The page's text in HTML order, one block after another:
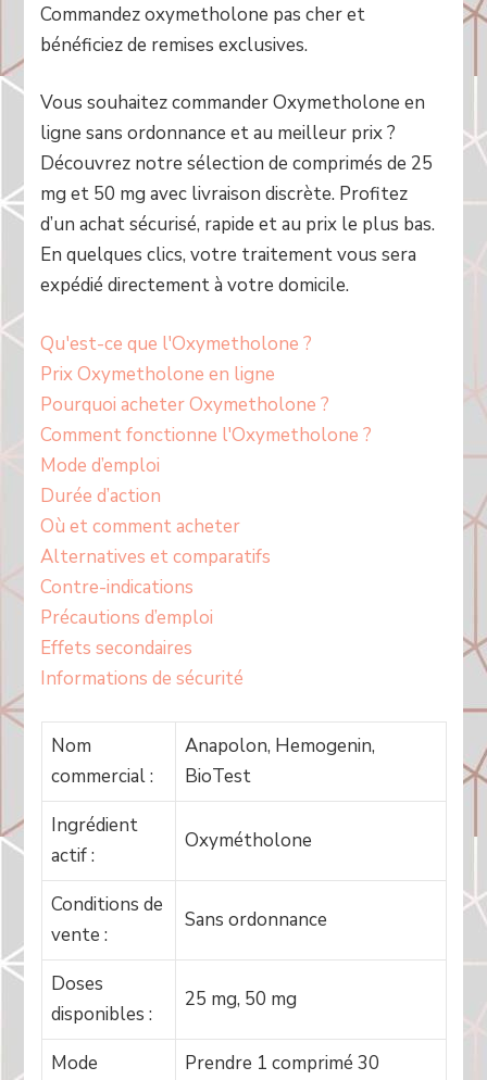
Commandez oxymetholone pas cher et
bénéficiez de remises exclusives.
Vous souhaitez commander Oxymetholone en
ligne sans ordonnance et au meilleur prix ?
Découvrez notre sélection de comprimés de 25
mg et 50 mg avec livraison discrète. Profitez
d’un achat sécurisé, rapide et au prix le plus bas.
En quelques clics, votre traitement vous sera
expédié directement à votre domicile.
Qu'est-ce que l'Oxymetholone ?
Prix Oxymetholone en ligne
Pourquoi acheter Oxymetholone ?
Comment fonctionne l'Oxymetholone ?
Mode d’emploi
Durée d’action
Où et comment acheter
Alternatives et comparatifs
Contre-indications
Précautions d’emploi
Effets secondaires
Informations de sécurité
Nom
commercial :
Anapolon, Hemogenin,
BioTest
Ingrédient
actif :
Oxymétholone
Conditions de
vente :
Sans ordonnance
Doses
disponibles :
25 mg, 50 mg
Mode
Prendre 1 comprimé 30